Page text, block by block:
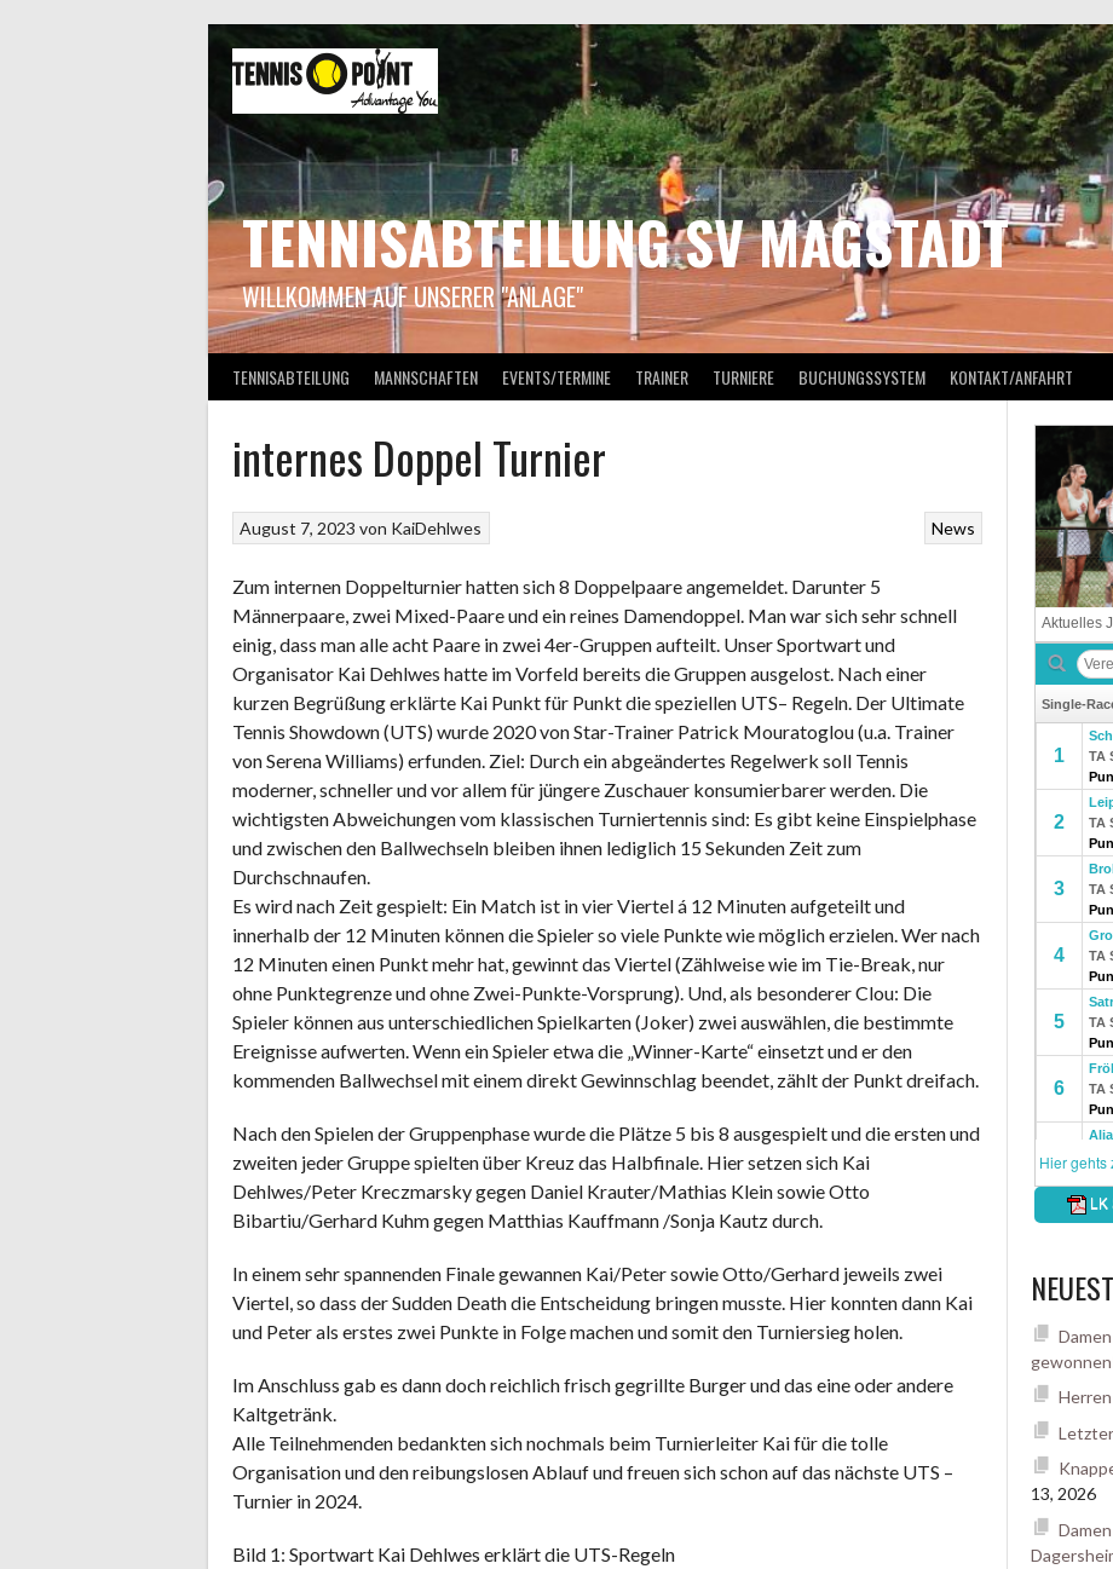
TENNISABTEILUNG SV MAGSTADT
WILLKOMMEN AUF UNSERER "ANLAGE"
TENNISABTEILUNG MANNSCHAFTEN EVENTS/TERMINE TRAINER TURNIERE BUCHUNGSSYSTEM KONTAKT/ANFAHRT
internes Doppel Turnier
News
August 7, 2023 von KaiDehlwes
Zum internen Doppelturnier hatten sich 8 Doppelpaare angemeldet. Darunter 5
Männerpaare, zwei Mixed-Paare und ein reines Damendoppel. Man war sich sehr schnell
einig, dass man alle acht Paare in zwei 4er-Gruppen aufteilt. Unser Sportwart und
Organisator Kai Dehlwes hatte im Vorfeld bereits die Gruppen ausgelost. Nach einer
kurzen Begrüßung erklärte Kai Punkt für Punkt die speziellen UTS– Regeln. Der Ultimate
Tennis Showdown (UTS) wurde 2020 von Star-Trainer Patrick Mouratoglou (u.a. Trainer
von Serena Williams) erfunden. Ziel: Durch ein abgeändertes Regelwerk soll Tennis
moderner, schneller und vor allem für jüngere Zuschauer konsumierbarer werden. Die
wichtigsten Abweichungen vom klassischen Turniertennis sind: Es gibt keine Einspielphase
und zwischen den Ballwechseln bleiben ihnen lediglich 15 Sekunden Zeit zum
Durchschnaufen.
Es wird nach Zeit gespielt: Ein Match ist in vier Viertel á 12 Minuten aufgeteilt und
innerhalb der 12 Minuten können die Spieler so viele Punkte wie möglich erzielen. Wer nach
12 Minuten einen Punkt mehr hat, gewinnt das Viertel (Zählweise wie im Tie-Break, nur
ohne Punktegrenze und ohne Zwei-Punkte-Vorsprung). Und, als besonderer Clou: Die
Spieler können aus unterschiedlichen Spielkarten (Joker) zwei auswählen, die bestimmte
Ereignisse aufwerten. Wenn ein Spieler etwa die „Winner-Karte“ einsetzt und er den
kommenden Ballwechsel mit einem direkt Gewinnschlag beendet, zählt der Punkt dreifach.
Nach den Spielen der Gruppenphase wurde die Plätze 5 bis 8 ausgespielt und die ersten und
zweiten jeder Gruppe spielten über Kreuz das Halbfinale. Hier setzen sich Kai
Dehlwes/Peter Kreczmarsky gegen Daniel Krauter/Mathias Klein sowie Otto
Bibartiu/Gerhard Kuhm gegen Matthias Kauffmann /Sonja Kautz durch.
In einem sehr spannenden Finale gewannen Kai/Peter sowie Otto/Gerhard jeweils zwei
Viertel, so dass der Sudden Death die Entscheidung bringen musste. Hier konnten dann Kai
und Peter als erstes zwei Punkte in Folge machen und somit den Turniersieg holen.
Im Anschluss gab es dann doch reichlich frisch gegrillte Burger und das eine oder andere
Kaltgetränk.
Alle Teilnehmenden bedankten sich nochmals beim Turnierleiter Kai für die tolle
Organisation und den reibungslosen Ablauf und freuen sich schon auf das nächste UTS –
Turnier in 2024.
Bild 1: Sportwart Kai Dehlwes erklärt die UTS-Regeln
13, 2026